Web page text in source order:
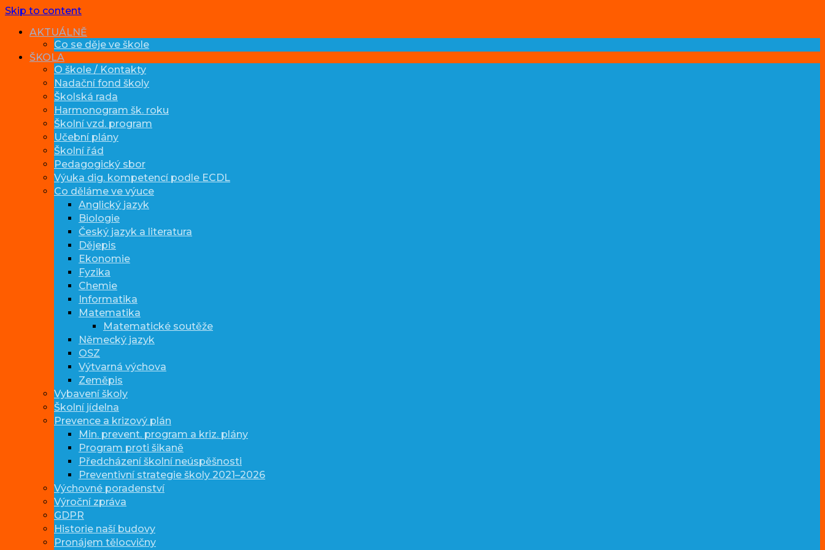
Skip to content
AKTUÁLNĚ
Co se děje ve škole
ŠKOLA
O škole / Kontakty
Nadační fond školy
Školská rada
Harmonogram šk. roku
Školní vzd. program
Učební plány
Školní řád
Pedagogický sbor
Výuka dig. kompetencí podle ECDL
Co děláme ve výuce
Anglický jazyk
Biologie
Český jazyk a literatura
Dějepis
Ekonomie
Fyzika
Chemie
Informatika
Matematika
Matematické soutěže
Německý jazyk
OSZ
Výtvarná výchova
Zeměpis
Vybavení školy
Školní jídelna
Prevence a krizový plán
Min. prevent. program a kriz. plány
Program proti šikaně
Předcházení školní neúspěšnosti
Preventivní strategie školy 2021–2026
Výchovné poradenství
Výroční zpráva
GDPR
Historie naší budovy
Pronájem tělocvičny